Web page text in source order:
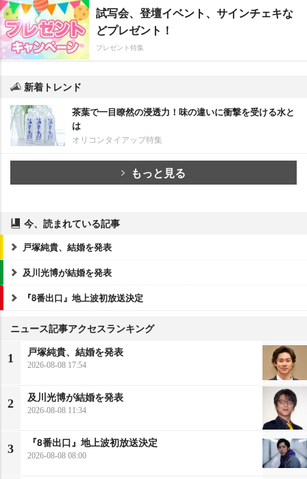
試写会、登壇イベント、サインチェキな
どプレゼント！
プレゼント特集
新着トレンド
茶葉で一目瞭然の浸透力！味の違いに衝撃を受ける水と
は
オリコンタイアップ特集
もっと見る
今、読まれている記事
戸塚純貴、結婚を発表
及川光博が結婚を発表
『8番出口』地上波初放送決定
ニュース記事アクセスランキング
1
戸塚純貴、結婚を発表
2026-08-08 17:54
2
及川光博が結婚を発表
2026-08-08 11:34
3
『8番出口』地上波初放送決定
2026-08-08 08:00